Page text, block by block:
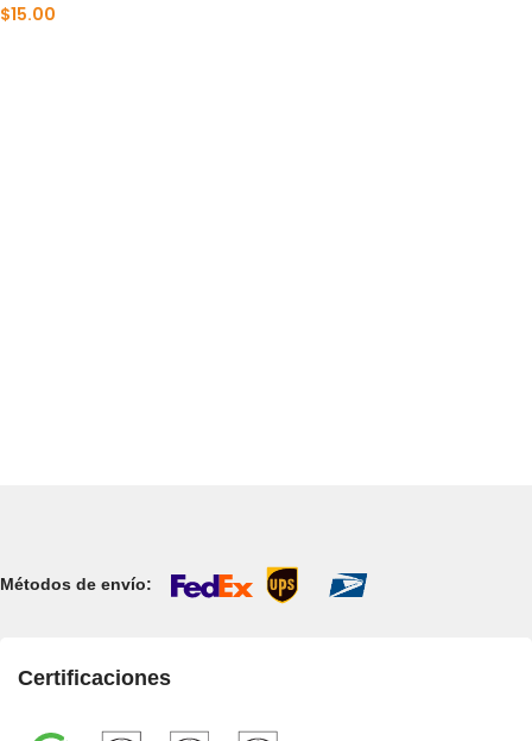
$15.00
Métodos de envío:
Certificaciones